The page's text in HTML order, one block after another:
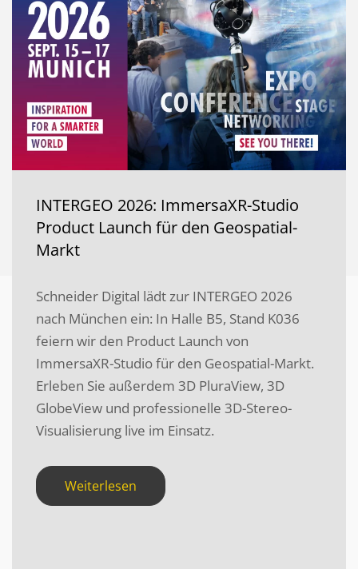
INTERGEO 2026: ImmersaXR-Studio
Product Launch für den Geospatial-
Markt
Schneider Digital lädt zur INTERGEO 2026
nach München ein: In Halle B5, Stand K036
feiern wir den Product Launch von
ImmersaXR-Studio für den Geospatial-Markt.
Erleben Sie außerdem 3D PluraView, 3D
GlobeView und professionelle 3D-Stereo-
Visualisierung live im Einsatz.
Weiterlesen